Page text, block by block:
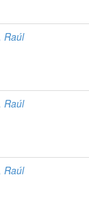
Raúl
Raúl
Raúl